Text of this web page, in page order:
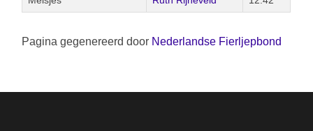
Pagina gegenereerd door Nederlandse Fierljepbond